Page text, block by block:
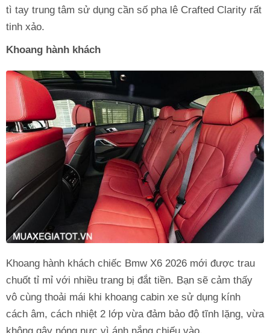
tì tay trung tâm sử dụng cần số pha lê Crafted Clarity rất
tinh xảo.
Khoang hành khách
Khoang hành khách chiếc Bmw X6 2026 mới được trau
chuốt tỉ mỉ với nhiều trang bị đắt tiền. Bạn sẽ cảm thấy
vô cùng thoải mái khi khoang cabin xe sử dụng kính
cách âm, cách nhiệt 2 lớp vừa đảm bảo độ tĩnh lặng, vừa